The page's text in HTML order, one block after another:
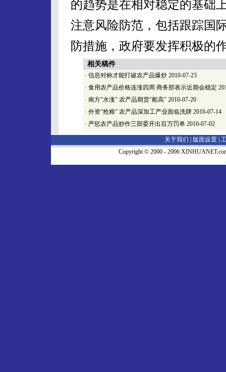
的趋势是在相对稳定的基础
注意风险防范，包括跟踪国
防措施，政府要发挥积极的
相关稿件
· 信息对称才能打破农产品爆炒 2010-07-23
· 食用农产品价格连涨四周 商务部表示近期会稳定
· 南方"水涨" 农产品期货"船高" 2010-07-20
· 外资“抢粮” 农产品深加工产业面临洗牌 2010-07-14
· 严惩农产品炒作三部委开出百万罚单 2010-07-02
关于我们 | 版面设置
Copyright © 2000 - 2006